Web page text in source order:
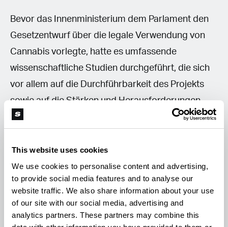
This website uses cookies
We use cookies to personalise content and advertising,
to provide social media features and to analyse our
website traffic. We also share information about your use
of our site with our social media, advertising and
analytics partners. These partners may combine this
Bevor das Innenministerium dem Parlament den
Gesetzentwurf über die legale Verwendung von
Cannabis vorlegte, hatte es umfassende
wissenschaftliche Studien durchgeführt, die sich
vor allem auf die Durchführbarkeit des Projekts
sowie auf die Stärken und Herausforderungen
konzentrierten, die Marokko bewältigen muss, um
Laut dem Cannabis-Legalisierungsgesetz ist das
Ziel, "den illegalen Anbau, der die Umwelt zerstört,
in nachhaltige, legale Aktivitäten umzuwandeln,
die Werte, Geld und Arbeitsplätze schaffen".